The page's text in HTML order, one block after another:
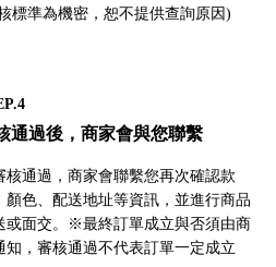
標準為機密，恕不提供查詢原因)
通過後，商家會與您聯繫
核通過，商家會聯繫您再次確認款
顏色、配送地址等資訊，並進行商品
或面交。※最終訂單成立與否須由商
知，審核通過不代表訂單一定成立